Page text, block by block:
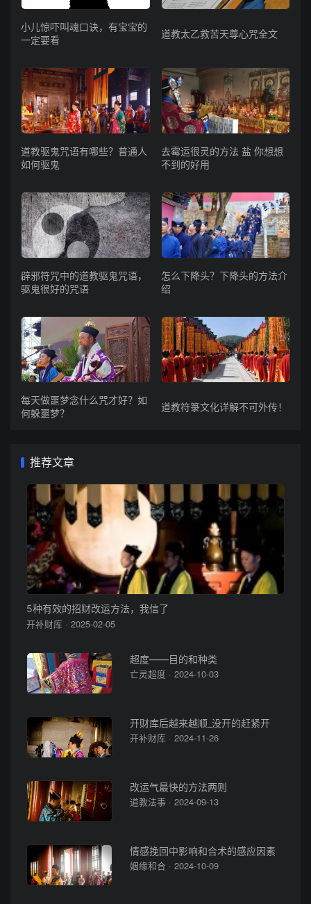
小儿惊吓叫魂口诀，有宝宝的
一定要看
道教太乙救苦天尊心咒全文
道教驱鬼咒语有哪些？普通人
如何驱鬼
去霉运很灵的方法 盐 你想想
不到的好用
辟邪符咒中的道教驱鬼咒语，
驱鬼很好的咒语
怎么下降头？下降头的方法介
绍
每天做噩梦念什么咒才好？如
何躲噩梦？
道教符箓文化详解不可外传！
推荐文章
5种有效的招财改运方法，我信了
开补财库 · 2025-02-05
超度——目的和种类
亡灵超度 · 2024-10-03
开财库后越来越顺_没开的赶紧开
开补财库 · 2024-11-26
改运气最快的方法两则
道教法事 · 2024-09-13
情感挽回中影响和合术的感应因素
姻缘和合 · 2024-10-09